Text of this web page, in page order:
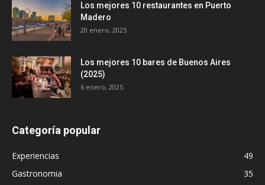
Los mejores 10 restaurantes en Puerto
Madero
20 enero, 2025
Los mejores 10 bares de Buenos Aires
(2025)
6 enero, 2025
Categoría popular
Experiencias
49
Gastronomia
35